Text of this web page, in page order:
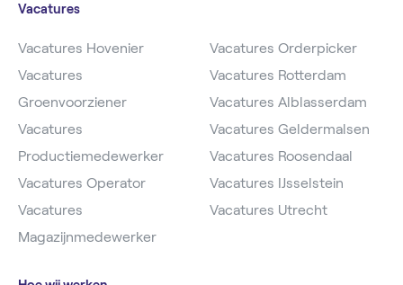
Vacatures
Vacatures Hovenier
Vacatures
Groenvoorziener
Vacatures
Productiemedewerker
Vacatures Operator
Vacatures
Magazijnmedewerker
Vacatures Orderpicker
Vacatures Rotterdam
Vacatures Alblasserdam
Vacatures Geldermalsen
Vacatures Roosendaal
Vacatures IJsselstein
Vacatures Utrecht